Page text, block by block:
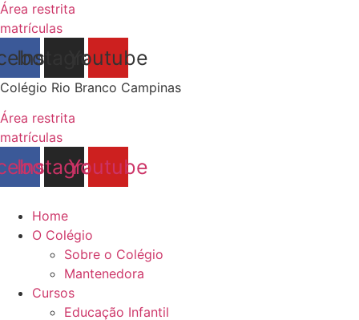
Área restrita
matrículas
InstagramYoutube
Colégio Rio Branco Campinas
Área restrita
matrículas
Instagram
Youtube
Home
O Colégio
Sobre o Colégio
Mantenedora
Cursos
Educação Infantil